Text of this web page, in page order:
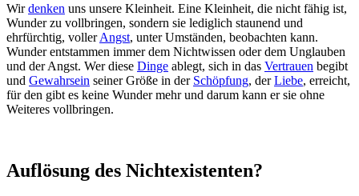
Wirdenken uns unsere Kleinheit. Eine Kleinheit, die nicht fähig ist,
Wunder zu vollbringen, sondern sie lediglich staunend und
ehrfürchtig, vollerAngst, unter Umständen, beobachten kann.
Wunder entstammen immer dem Nichtwissen oder dem Unglauben
und der Angst. Wer diese Dinge ablegt, sich in das Vertrauen begibt
und Gewahrsein seiner Größe in der Schöpfung, derLiebe, erreicht,
für den gibt es keine Wunder mehr und darum kann er sie ohne
Weiteres vollbringen.
Auflösung des Nichtexistenten?